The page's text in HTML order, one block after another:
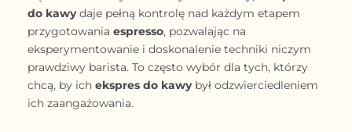
do kawydaje pełną kontrolę nad każdym etapem
przygotowania espresso, pozwalając na
eksperymentowanie i doskonalenie techniki niczym
prawdziwy barista. To często wybór dla tych, którzy
chcą, by ich ekspres do kawybył odzwierciedleniem
ich zaangażowania.